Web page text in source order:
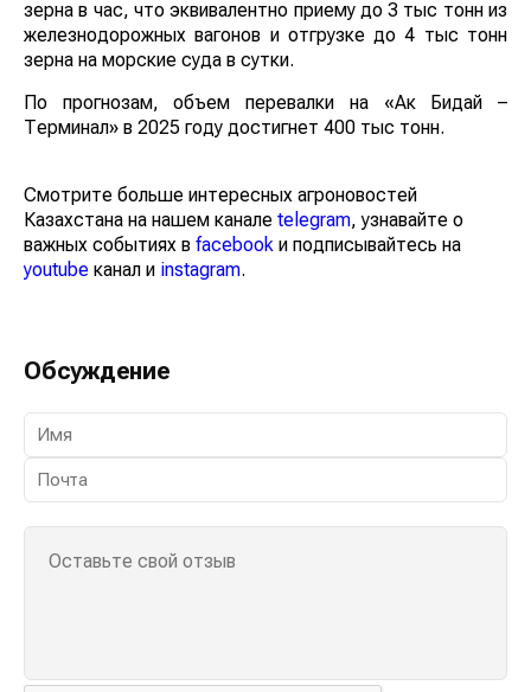
зерна в час, что эквивалентно приему до 3 тыс тонн из
железнодорожных вагонов и отгрузке до 4 тыс тонн
зерна на морские суда в сутки.
По прогнозам, объем перевалки на «Ак Бидай –
Терминал» в 2025 году достигнет 400 тыс тонн.
Смотрите больше интересных агроновостей
Казахстана на нашем канале telegram, узнавайте о
важных событиях в facebook и подписывайтесь на
youtube канал и instagram.
Обсуждение